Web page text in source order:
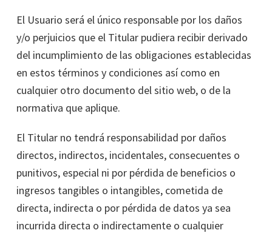
El Usuario será el único responsable por los daños
y/o perjuicios que el Titular pudiera recibir derivado
del incumplimiento de las obligaciones establecidas
en estos términos y condiciones así como en
cualquier otro documento del sitio web, o de la
normativa que aplique.
El Titular no tendrá responsabilidad por daños
directos, indirectos, incidentales, consecuentes o
punitivos, especial ni por pérdida de beneficios o
ingresos tangibles o intangibles, cometida de
directa, indirecta o por pérdida de datos ya sea
incurrida directa o indirectamente o cualquier